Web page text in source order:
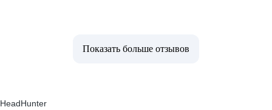
Показать больше отзывов
HeadHunter